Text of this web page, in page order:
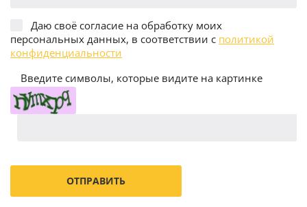
Даю своё согласие на обработку моих
персональных данных, в соответствии с политикой
конфиденциальности
Введите символы, которые видите на картинке